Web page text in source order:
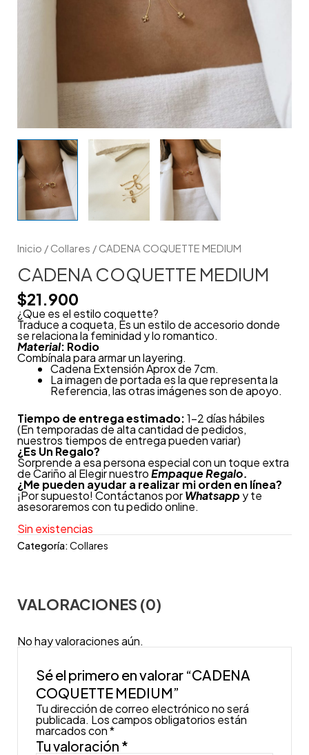
Inicio / Collares / CADENA COQUETTE MEDIUM
CADENA COQUETTE MEDIUM
$21.900
¿Que es el estilo coquette?
Traduce a coqueta, Es un estilo de accesorio donde
se relaciona la feminidad y lo romantico.
Material: Rodio
Combínala para armar un layering.
Cadena Extensión Aprox de 7cm.
La imagen de portada es la que representa la
Referencia, las otras imágenes son de apoyo.
Tiempo de entrega estimado:1-2 días hábiles
(En temporadas de alta cantidad de pedidos,
nuestros tiempos de entrega pueden variar)
¿Es Un Regalo?
Sorprende a esa persona especial con un toque extra
de Cariño al Elegir nuestroEmpaque Regalo.
¿Me pueden ayudar a realizar mi orden en línea?
¡Por supuesto! Contáctanos porWhatsapp y te
asesoraremos con tu pedido online.
Sin existencias
Categoría:Collares
VALORACIONES (0)
No hay valoraciones aún.
Sé el primero en valorar “CADENA
COQUETTE MEDIUM”
Tu dirección de correo electrónico no será
publicada. Los campos obligatorios están
marcados con*
Tu valoración *